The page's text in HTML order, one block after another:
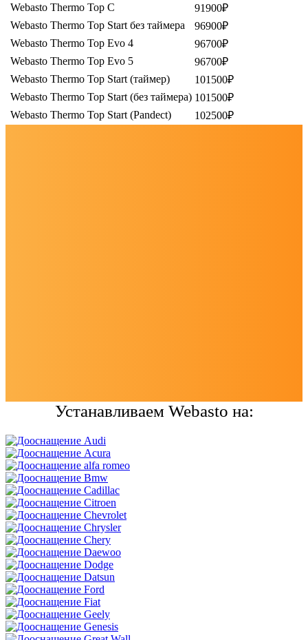
Webasto Thermo Top C
91900₽
Webasto Thermo Top Start без таймера
96900₽
Webasto Thermo Top Evo 4
96700₽
Webasto Thermo Top Evo 5
96700₽
Webasto Thermo Top Start (таймер)
101500₽
Webasto Thermo Top Start (без таймера) 101500₽
Webasto Thermo Top Start (Pandеct)
102500₽
Устанавливаем Webasto на: